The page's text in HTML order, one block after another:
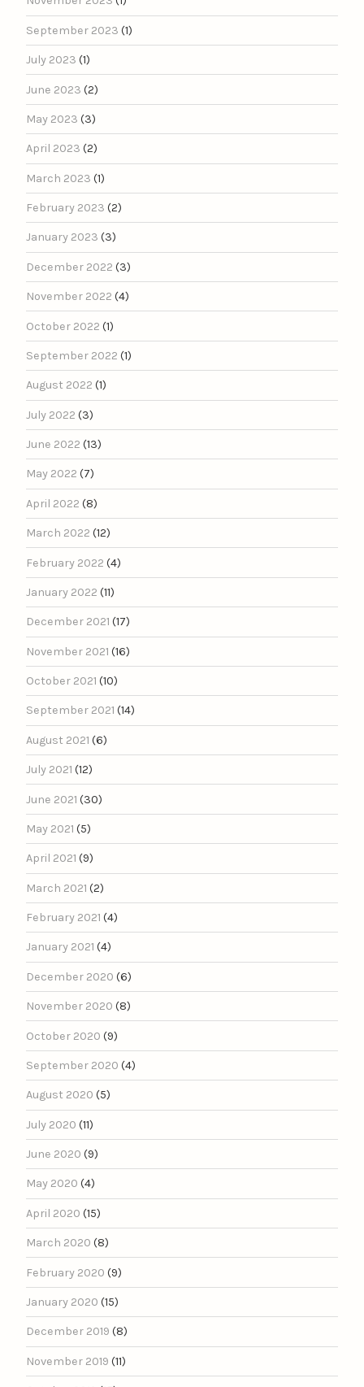
September 2023 (1)
July 2023 (1)
June 2023 (2)
May 2023 (3)
April 2023 (2)
March 2023 (1)
February 2023 (2)
January 2023 (3)
December 2022 (3)
November 2022 (4)
October 2022 (1)
September 2022 (1)
August 2022 (1)
July 2022 (3)
June 2022 (13)
May 2022 (7)
April 2022 (8)
March 2022 (12)
February 2022 (4)
January 2022 (11)
December 2021 (17)
November 2021 (16)
October 2021 (10)
September 2021 (14)
August 2021 (6)
July 2021 (12)
June 2021 (30)
May 2021 (5)
April 2021 (9)
March 2021 (2)
February 2021 (4)
January 2021 (4)
December 2020 (6)
November 2020 (8)
October 2020 (9)
September 2020 (4)
August 2020 (5)
July 2020 (11)
June 2020 (9)
May 2020 (4)
April 2020 (15)
March 2020 (8)
February 2020 (9)
January 2020 (15)
December 2019 (8)
November 2019 (11)